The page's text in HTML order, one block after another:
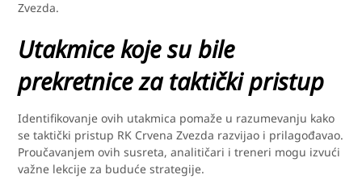
Zvezda.
Utakmice koje su bile
prekretnice za taktički pristup
Identifikovanje ovih utakmica pomaže u razumevanju kako
se taktički pristup RK Crvena Zvezda razvijao i prilagođavao.
Proučavanjem ovih susreta, analitičari i treneri mogu izvući
važne lekcije za buduće strategije.